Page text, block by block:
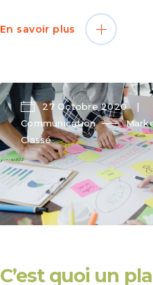
En savoir plus
27 Octobre 2020
Communication
Classé
C’est quoi un